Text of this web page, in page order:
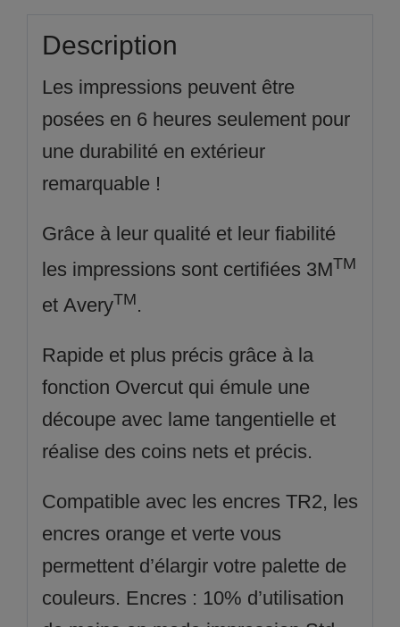
Description
Les impressions peuvent être
posées en 6 heures seulement pour
une durabilité en extérieur
remarquable !
Grâce à leur qualité et leur fiabilité
les impressions sontcertifiées 3MTM
et AveryTM.
Rapide et plus précis grâce à la
fonction Overcut qui émule une
découpe avec lame tangentielle et
réalise des coins nets et précis.
Compatible avec les encres TR2, les
encres orange et verte vous
permettent d’élargir votre palette de
couleurs. Encres : 10% d’utilisation